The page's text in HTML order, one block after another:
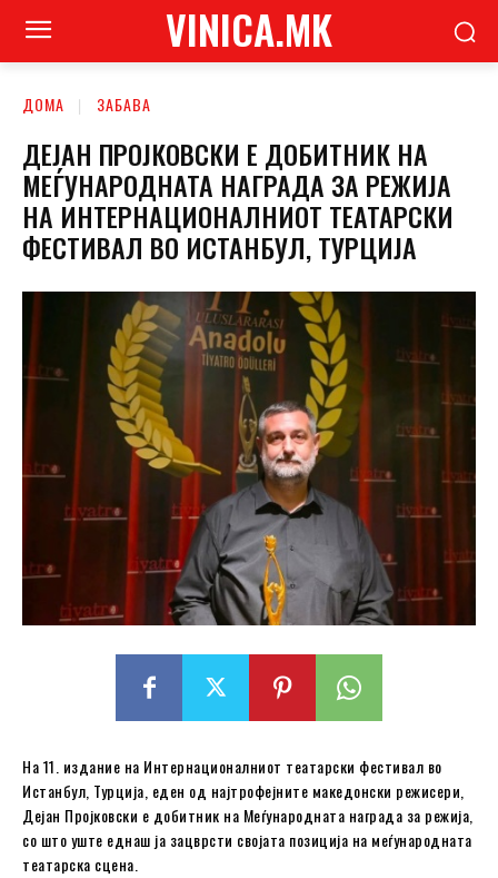
VINICA.MK
ДОМА ЗАБАВА
ДЕЈАН ПРОЈКОВСКИ Е ДОБИТНИК НА
МЕЃУНАРОДНАТА НАГРАДА ЗА РЕЖИЈА
НА ИНТЕРНАЦИОНАЛНИОТ ТЕАТАРСКИ
ФЕСТИВАЛ ВО ИСТАНБУЛ, ТУРЦИЈА
На 11. издание на Интернационалниот театарски фестивал во
Истанбул, Турција, еден од најтрофејните македонски режисери,
Дејан Пројковски е добитник на Меѓународната награда за режија,
со што уште еднаш ја зацврсти својата позиција на меѓународната
театарска сцена.